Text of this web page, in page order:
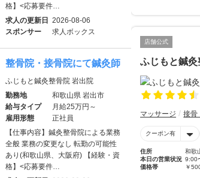
店舗公式
ふじもと鍼
マッサージ 接骨
クーポン有
住所
和歌
本日の営業状況 9:00
価格帯
￥
格】<応募要件…
求人の更新日 2026-08-06
スポンサー
求人ボックス
整骨院・接骨院にて鍼灸師
ふじもと鍼灸整骨院 岩出院
勤務地
和歌山県 岩出市
給与タイプ
月給25万円～
雇用形態
正社員
【仕事内容】鍼灸整骨院による業務
全般 業務の変更なし 転勤の可能性
あり(和歌山県、大阪府) 【経験・資
格】<応募要件…